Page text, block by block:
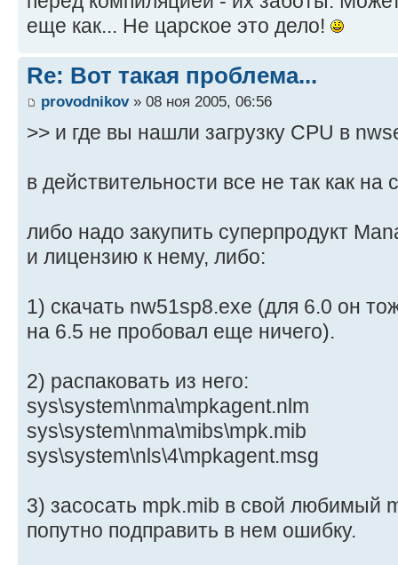
еще как... Не царское это дело!
Re: Вот такая проблема...
provodnikov» 08 ноя 2005, 06:56
>> и где вы нашли загрузку CPU в
в действительности все не так как на
либо надо закупить суперпродукт
и лицензию к нему, либо:
1) скачать nw51sp8.exe (для 6.0 он
на 6.5 не пробовал еще ничего).
2) распаковать из него:
sys\system\nma\mpkagent.nlm
sys\system\nma\mibs\mpk.mib
sys\system\nls\4\mpkagent.msg
3) засосать mpk.mib в свой любимый
попутно подправить в нем ошибку.